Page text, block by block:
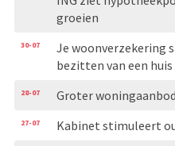
groeien
30-07
Je woonverzekering
bezitten van een huis
28-07 Groter
27-07 Kabinet stimuleert